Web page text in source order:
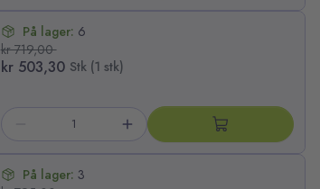
kr 719,00
kr 503,30 Stk (1 stk)
På lager: 6
På lager: 3